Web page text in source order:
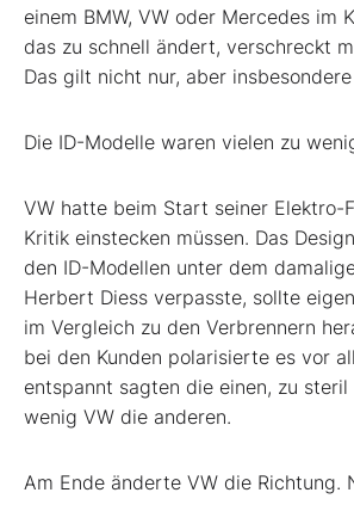
einem BMW, VW oder Mercedes im
das zu schnell ändert, verschreckt
Das gilt nicht nur, aber
Die ID-Modelle waren vielen zu
VW hatte beim Start seiner Elektro-
Kritik einstecken müssen. Das
den ID-Modellen unter dem
Herbert Diess verpasste, sollte
im Vergleich zu den Verbrennern
bei den Kunden polarisierte es vor
entspannt sagten die einen, zu
wenig VW die anderen.
Am Ende änderte VW die Richtung.